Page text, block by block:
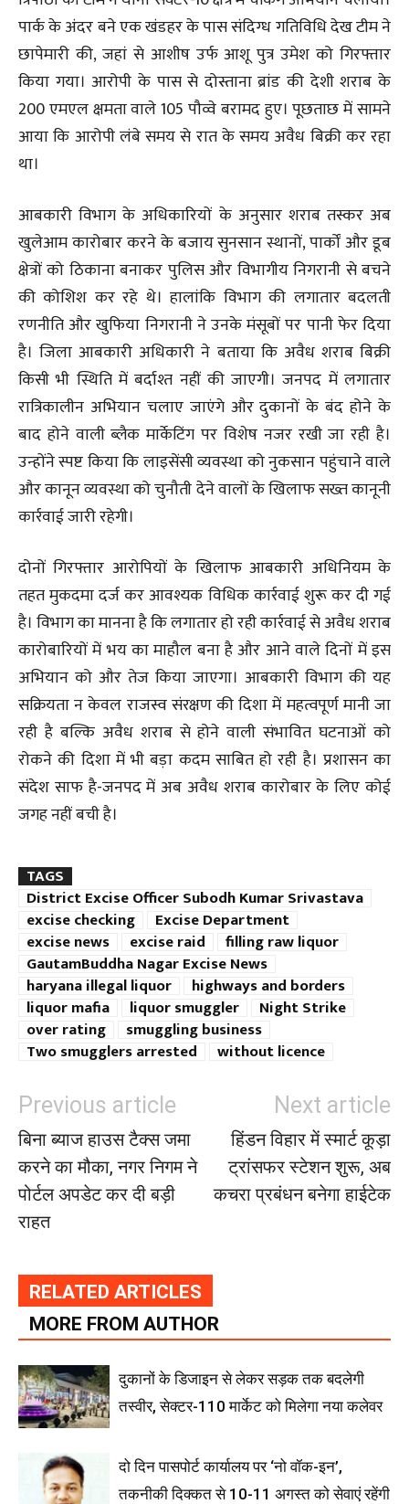
पार्क के अंदर बने एक खंडहर के पास संदिग्ध गतिविधि देख टीम ने
छापेमारी की, जहां से आशीष उर्फ आशू पुत्र उमेश को गिरफ्तार
किया गया। आरोपी के पास से दोस्ताना ब्रांड की देशी शराब के
200 एमएल क्षमता वाले 105 पौव्वे बरामद हुए। पूछताछ में सामने
आया कि आरोपी लंबे समय से रात के समय अवैध बिक्री कर रहा
था।
आबकारी विभाग के अधिकारियों के अनुसार शराब तस्कर अब
खुलेआम कारोबार करने के बजाय सुनसान स्थानों, पार्कों और डूब
क्षेत्रों को ठिकाना बनाकर पुलिस और विभागीय निगरानी से बचने
की कोशिश कर रहे थे। हालांकि विभाग की लगातार बदलती
रणनीति और खुफिया निगरानी ने उनके मंसूबों पर पानी फेर दिया
है। जिला आबकारी अधिकारी ने बताया कि अवैध शराब बिक्री
किसी भी स्थिति में बर्दाश्त नहीं की जाएगी। जनपद में लगातार
रात्रिकालीन अभियान चलाए जाएंगे और दुकानों के बंद होने के
बाद होने वाली ब्लैक मार्केटिंग पर विशेष नजर रखी जा रही है।
उन्होंने स्पष्ट किया कि लाइसेंसी व्यवस्था को नुकसान पहुंचाने वाले
और कानून व्यवस्था को चुनौती देने वालों के खिलाफ सख्त कानूनी
कार्रवाई जारी रहेगी।
दोनों गिरफ्तार आरोपियों के खिलाफ आबकारी अधिनियम के
तहत मुकदमा दर्ज कर आवश्यक विधिक कार्रवाई शुरू कर दी गई
है। विभाग का मानना है कि लगातार हो रही कार्रवाई से अवैध शराब
कारोबारियों में भय का माहौल बना है और आने वाले दिनों में इस
अभियान को और तेज किया जाएगा। आबकारी विभाग की यह
सक्रियता न केवल राजस्व संरक्षण की दिशा में महत्वपूर्ण मानी जा
रही है बल्कि अवैध शराब से होने वाली संभावित घटनाओं को
रोकने की दिशा में भी बड़ा कदम साबित हो रही है। प्रशासन का
संदेश साफ है-जनपद में अब अवैध शराब कारोबार के लिए कोई
जगह नहीं बची है।
TAGS
District Excise Officer Subodh Kumar Srivastava
excise checking
Excise Department
excise news
excise raid
filling raw liquor
GautamBuddha Nagar Excise News
haryana illegal liquor
highways and borders
liquor mafia
liquor smuggler
Night Strike
over rating
smuggling business
Two smugglers arrested
without licence
Previous article
बिना ब्याज हाउस टैक्स जमा
करने का मौका, नगर निगम ने
पोर्टल अपडेट कर दी बड़ी
राहत
Next article
हिंडन विहार में स्मार्ट कूड़ा
ट्रांसफर स्टेशन शुरू, अब
कचरा प्रबंधन बनेगा हाईटेक
RELATED ARTICLES
MORE FROM AUTHOR
दुकानों के डिजाइन से लेकर सड़क तक बदलेगी
तस्वीर, सेक्टर-110 मार्केट को मिलेगा नया कलेवर
दो दिन पासपोर्ट कार्यालय पर ‘नो वॉक-इन’,
तकनीकी दिक्कत से 10-11 अगस्त को सेवाएं रहेंगी